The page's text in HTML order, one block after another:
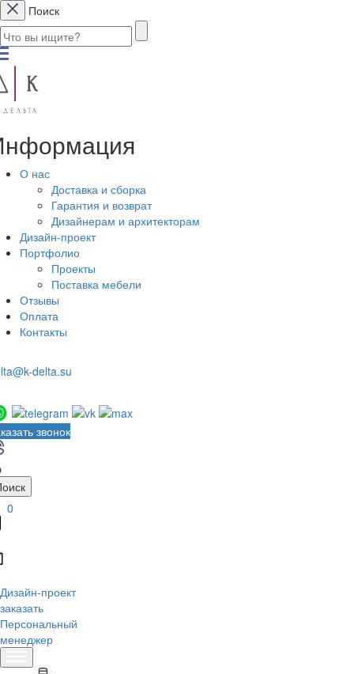
Поиск
О нас
Доставка и сборка
Гарантия и возврат
Дизайнерам и архитекторам
Дизайн-проект
Портфолио
Проекты
Поставка мебели
Отзывы
Оплата
Контакты
delta.su
звонок
0
Дизайн-проект
заказать
Персональный
менеджер